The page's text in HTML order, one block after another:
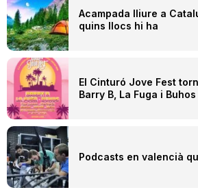
Acampada lliure a
quins llocs hi ha
El Cinturó Jove Fest
Barry B, La Fuga i
Podcasts en valencià